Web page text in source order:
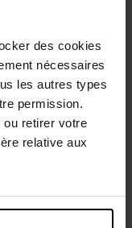
des cookies
nécessaires
les autres types
permission.
retirer votre
relative aux
HUGO BOSS
Parfum Intense
Eau de Parfum